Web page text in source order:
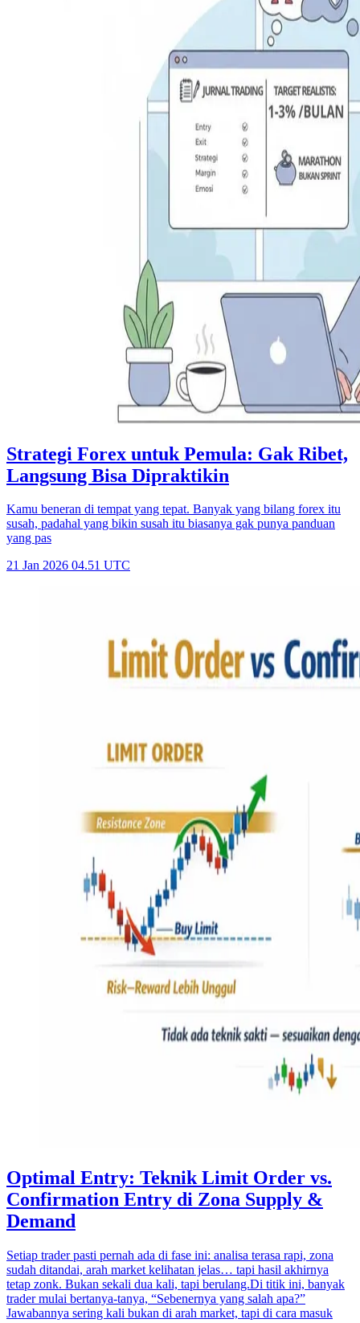
Strategi Forex untuk Pemula: Gak Ribet,
Langsung Bisa Dipraktikin
Kamu beneran di tempat yang tepat. Banyak yang bilang forex itu
susah, padahal yang bikin susah itu biasanya gak punya panduan
yang pas
21 Jan 2026 04.51 UTC
Optimal Entry: Teknik Limit Order vs.
Confirmation Entry di Zona Supply &
Demand
Setiap trader pasti pernah ada di fase ini: analisa terasa rapi, zona
sudah ditandai, arah market kelihatan jelas… tapi hasil akhirnya
tetap zonk. Bukan sekali dua kali, tapi berulang.Di titik ini, banyak
trader mulai bertanya-tanya, “Sebenernya yang salah apa?”
Jawabannya sering kali bukan di arah market, tapi di cara masuk